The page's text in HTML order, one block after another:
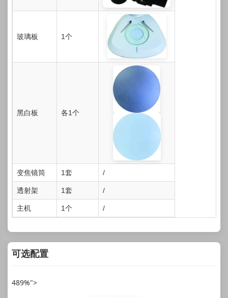
玻璃板 1个
黑白板 各1个
变焦镜筒 1套 /
透射架 1套 /
主机 1个 /
可选配置
489%">